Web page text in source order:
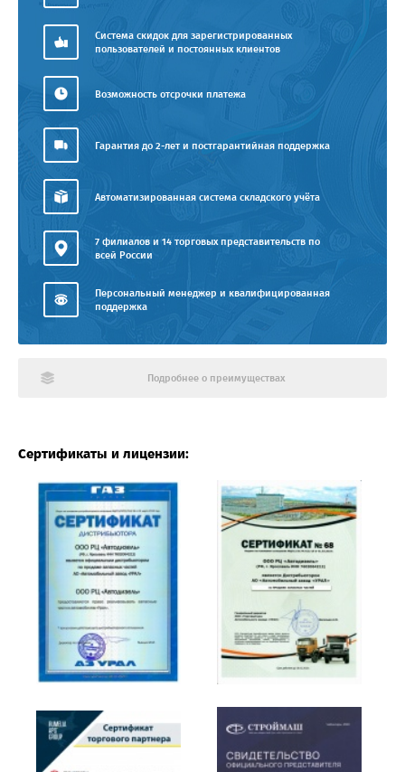
Система скидок для зарегистрированных
пользователей и постоянных клиентов
Возможность отсрочки платежа
Гарантия до 2-лет и постгарантийная поддержка
Автоматизированная система складского учёта
7 филиалов и 14 торговых представительств по
всей России
Персональный менеджер и квалифицированная
поддержка
Подробнее о преимуществах
Сертификаты и лицензии: